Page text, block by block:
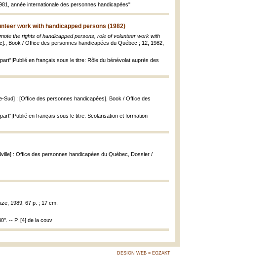
année internationale des personnes handicapées"
work with handicapped persons (1982)
the rights of handicapped persons, role of volunteer work with
Book / Office des personnes handicapées du Québec ; 12, 1982,
en français sous le titre: Rôle du bénévolat auprès des
Sud] : [Office des personnes handicapées], Book / Office des
en français sous le titre: Scolarisation et formation
: Office des personnes handicapées du Québec, Dossier /
1989, 67 p. ; 17 cm.
-- P. [4] de la couv
DESIGN WEB = EGZAKT